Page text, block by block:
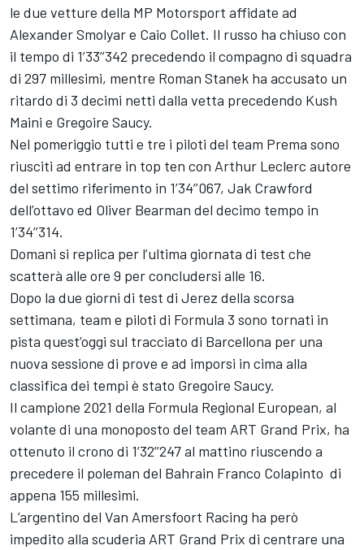
le due vetture della MP Motorsport affidate ad
Alexander Smolyar e Caio Collet. Il russo ha chiuso con
il tempo di 1’33’’342 precedendo il compagno di squadra
di 297 millesimi, mentre Roman Stanek ha accusato un
ritardo di 3 decimi netti dalla vetta precedendo Kush
Maini e Gregoire Saucy.
Nel pomeriggio tutti e tre i piloti del team Prema sono
riusciti ad entrare in top ten con Arthur Leclerc autore
del settimo riferimento in 1’34’’067, Jak Crawford
dell’ottavo ed Oliver Bearman del decimo tempo in
1’34’’314.
Domani si replica per l’ultima giornata di test che
scatterà alle ore 9 per concludersi alle 16.
Dopo la due giorni di test di Jerez della scorsa
settimana, team e piloti di Formula 3 sono tornati in
pista quest’oggi sul tracciato di Barcellona per una
nuova sessione di prove e ad imporsi in cima alla
classifica dei tempi è stato Gregoire Saucy.
Il campione 2021 della Formula Regional European, al
volante di una monoposto del team ART Grand Prix, ha
ottenuto il crono di 1’32’’247 al mattino riuscendo a
precedere il poleman del Bahrain Franco Colapinto di
appena 155 millesimi.
L’argentino del Van Amersfoort Racing ha però
impedito alla scuderia ART Grand Prix di centrare una